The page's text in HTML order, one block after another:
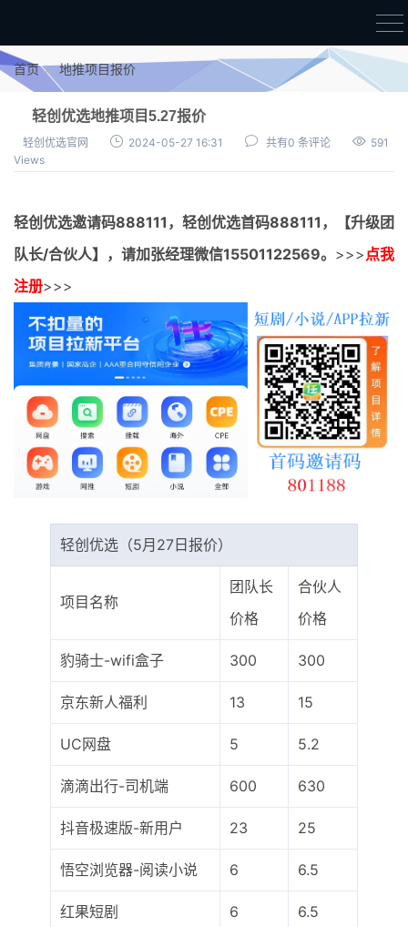
首页
结算进度
团队长扶持
充场项目报价
无人直播
电商入门
最新通知
项目介绍
首页 地推项目报价
轻创优选地推项目5.27报价
轻创优选官网 2024-05-27 16:31 共有0 条评论
591
Views
轻创优选邀请码888111， 轻创优选首码888111，【升级团
队长/合伙人】，请加张经理微信15501122569。 >>>点我
注册>>>
轻创优选（5月27日报价）
项目名称
团队长
价格
合伙人
价格
豹骑士-wifi盒子 300 300
京东新人福利 13 15
UC网盘 5 5.2
滴滴出行-司机端 600 630
抖音极速版-新用户 23 25
悟空浏览器-阅读小说 6 6.5
红果短剧 6 6.5